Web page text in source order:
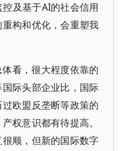
控及基于AI的社会信用
构和优化，会重塑我
看，很大程度依靠的
际头部企业比，国际
欧盟反垄断等政策的
权意识都有待提高。
顺，但新的国际数字